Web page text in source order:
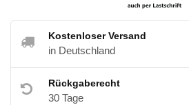
Kostenloser Versand
in Deutschland
Rückgaberecht
30 Tage